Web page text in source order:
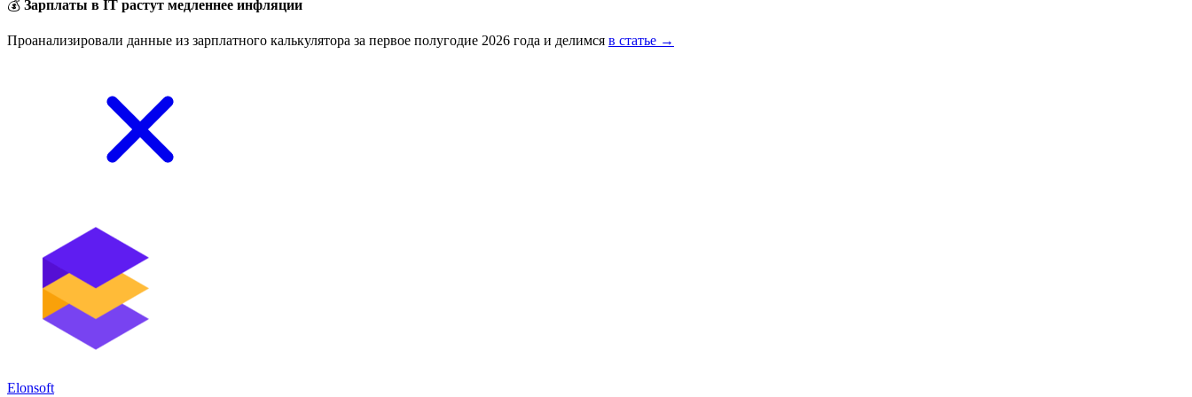
💰 Зарплаты в IT растут медленнее инфляции
Проанализировали данные из зарплатного калькулятора за первое полугодие 2026 года и делимся в статье →
Elonsoft